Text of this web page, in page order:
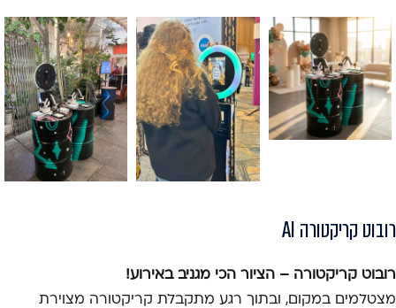
רובוט קריקטורה AI
רובוט קריקטורה – הציור הכי מגניב באירוע!
מצטלמים במקום, ובתוך רגע מתקבלת קריקטורה מצוירת